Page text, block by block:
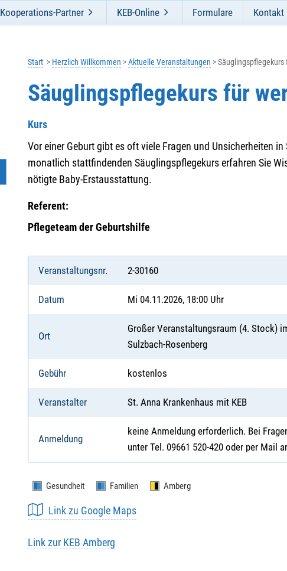
Kooperations-Partner KEB-Online Formulare Kontakt
Start Herzlich Willkommen Aktuelle Veranstaltungen Säuglingspflegekurs
Säuglingspflegekurs für
Kurs
Vor einer Geburt gibt es oft viele Fragen und Unsicherheiten
monatlich stattfindenden Säuglingspflegekurs erfahren Sie
nötigte Baby-Erstausstattung.
Referent:
Pflegeteam der Geburtshilfe
Veranstaltungsnr. 2-30160
Datum Mi 04.11.2026, 18:00 Uhr
Ort
Großer Veranstaltungsraum (4. Stock)
Sulzbach-Rosenberg
Gebühr kostenlos
Veranstalter St. Anna Krankenhaus mit KEB
Anmeldung
keine Anmeldung erforderlich. Bei
unter Tel. 09661 520-420 oder per Mail
Gesundheit Familien Amberg
Link zu Google Maps
Link zur KEB Amberg